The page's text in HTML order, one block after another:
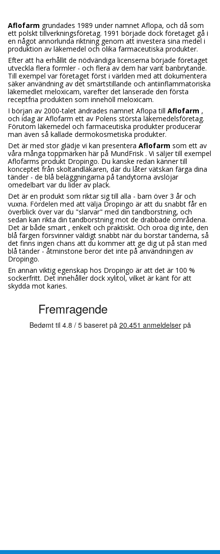
Aflofarm grundades 1989 under namnet Aflopa, och då som
ett polskt tillverkningsföretag. 1991 började dock företaget gå i
en något annorlunda riktning genom att investera sina medel i
produktion av läkemedel och olika farmaceutiska produkter.
Efter att ha erhållit de nödvändiga licenserna började företaget
utveckla flera formler - och flera av dem har varit banbrytande.
Till exempel var företaget först i världen med att dokumentera
säker användning av det smärtstillande och antiinflammatoriska
läkemedlet meloxicam, varefter det lanserade den första
receptfria produkten som innehöll meloxicam.
I början av 2000-talet ändrades namnet Aflopa till Aflofarm ,
och idag är Aflofarm ett av Polens största läkemedelsföretag.
Förutom läkemedel och farmaceutiska produkter producerar
man även så kallade dermokosmetiska produkter.
Det är med stor glädje vi kan presentera Aflofarm som ett av
våra många toppmärken här på MundFrisk . Vi säljer till exempel
Aflofarms produkt Dropingo. Du kanske redan känner till
konceptet från skoltandläkaren, där du låter vätskan färga dina
tänder - de blå beläggningarna på tandytorna avslöjar
omedelbart var du lider av plack.
Det är en produkt som riktar sig till alla - barn över 3 år och
vuxna. Fördelen med att välja Dropingo är att du snabbt får en
överblick över var du "slarvar" med din tandborstning, och
sedan kan rikta din tandborstning mot de drabbade områdena.
Det är både smart , enkelt och praktiskt. Och oroa dig inte, den
blå färgen försvinner väldigt snabbt när du borstar tänderna, så
det finns ingen chans att du kommer att ge dig ut på stan med
blå tänder - åtminstone beror det inte på användningen av
Dropingo.
En annan viktig egenskap hos Dropingo är att det är 100 %
sockerfritt. Det innehåller dock xylitol, vilket är känt för att
skydda mot karies.